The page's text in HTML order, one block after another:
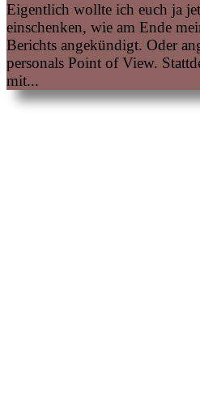
Eigentlich wollte ich euch ja
einschenken, wie am Ende
Berichts angekündigt. Oder
personals Point of View.
mit...